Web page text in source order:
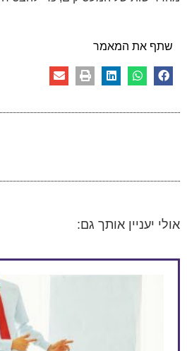
שתף את המאמר
אולי יעניין אותך גם: